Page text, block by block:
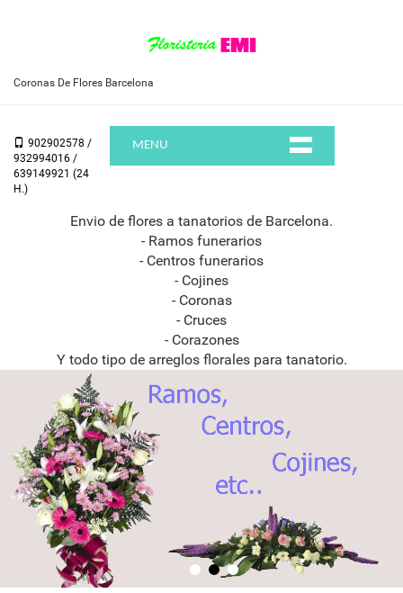
Coronas De Flores Barcelona
902902578 /
932994016 /
639149921 (24
H.)
MENU
Envio de flores a tanatorios de Barcelona.
- Ramos funerarios
- Centros funerarios
- Cojines
- Coronas
- Cruces
- Corazones
Y todo tipo de arreglos florales para tanatorio.